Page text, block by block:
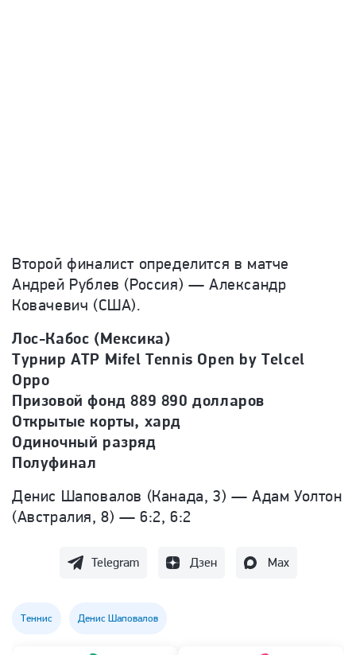
Второй финалист определится в матче
Андрей Рублев (Россия) — Александр
Ковачевич (США).
Лос-Кабос (Мексика)
Турнир ATP Mifel Tennis Open by Telcel
Oppo
Призовой фонд 889 890 долларов
Открытые корты, хард
Одиночный разряд
Полуфинал
Денис Шаповалов (Канада, 3) — Адам Уолтон
(Австралия, 8) — 6:2, 6:2
Telegram Дзен Max
Теннис Денис Шаповалов